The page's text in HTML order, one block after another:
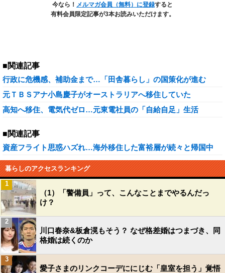
今なら！ メルマガ会員（無料）に登録すると
有料会員限定記事が3本お読みいただけます。
■関連記事
行政に危機感、補助金まで…「田舎暮らし」の国策化が進む
元ＴＢＳアナ小島慶子がオーストラリアへ移住していた
高知へ移住、電気代ゼロ…元東電社員の「自給自足」生活
■関連記事
資産フライト思惑ハズれ…海外移住した富裕層が続々と帰国中
暮らしのアクセスランキング
（1）「警備員」って、こんなことまでやるんだっ
け？
1
川口春奈&板倉滉もそう？ なぜ格差婚はつまづき、同
格婚は続くのか
2
愛子さまのリンクコーデににじむ「皇室を担う」覚悟
3